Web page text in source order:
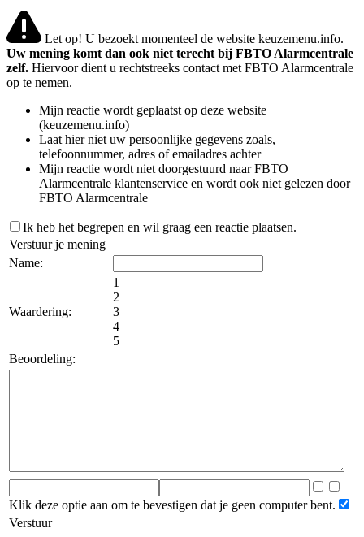
Let op! U bezoekt momenteel de website keuzemenu.info.
Uw mening komt dan ook niet terecht bij FBTO Alarmcentrale
zelf. Hiervoor dient u rechtstreeks contact met FBTO Alarmcentrale
op te nemen.
Mijn reactie wordt geplaatst op deze website
(keuzemenu.info)
Laat hier niet uw persoonlijke gegevens zoals,
telefoonnummer, adres of emailadres achter
Mijn reactie wordt niet doorgestuurd naar FBTO
Alarmcentrale klantenservice en wordt ook niet gelezen door
FBTO Alarmcentrale
Ik heb het begrepen en wil graag een reactie plaatsen.
Verstuur je mening
Name:
Waardering:
1
2
3
4
5
Beoordeling:
Klik deze optie aan om te bevestigen dat je geen computer bent.
Verstuur